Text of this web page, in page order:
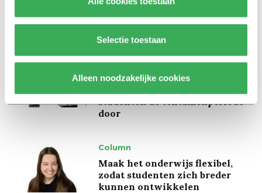
Selectie toestaan
Alleen noodzakelijke cookies
Hunger Game: ‘Ik schrok, we
kregen er een paar miljoen
inwoners bij’
Achtergrond
Ritalin, koffie en
studenten de tentamenperiode
door
Column
Maak het onderwijs flexibel,
zodat studenten zich breder
kunnen ontwikkelen